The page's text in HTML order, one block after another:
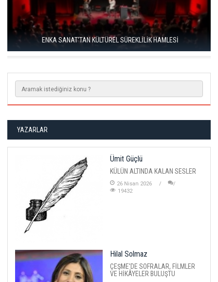
ENKA SANAT'TAN KÜLTÜREL SÜREKLİLİK HAMLESİ
YAZARLAR
Ümit Güçlü
KÜLÜN ALTINDA KALAN SESLER
26 Nisan 2026
19432
Hilal Solmaz
ÇEŞME'DE SOFRALAR, FİLMLER
VE HİKÂYELER BULUŞTU